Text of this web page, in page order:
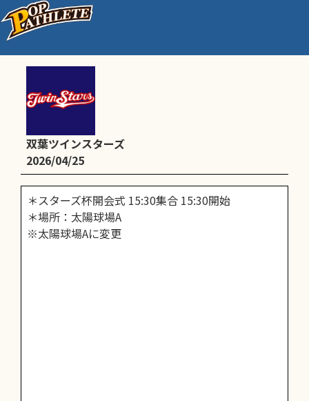
＊スターズ杯開会式 15:30集合
双葉ツインスターズ
2026/04/25
＊スターズ杯開会式 15:30集合 15:30開始
＊場所：太陽球場A
※太陽球場Aに変更